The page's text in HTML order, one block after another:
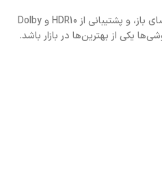
رزولوشن بالا، روشنایی بهتر در فضای باز، و پشتیبانی از HDR10 و Dolby